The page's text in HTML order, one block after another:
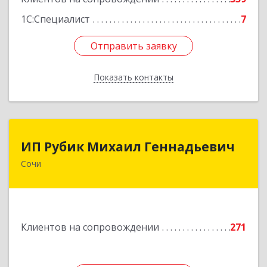
1С:Специалист
7
Отправить заявку
Показать контакты
Отправить заявку
Назад
ИП Рубик Михаил Геннадьевич
Сочи
Клиентов на сопровождении 271
ИП Рубик Михаил Геннадьевич